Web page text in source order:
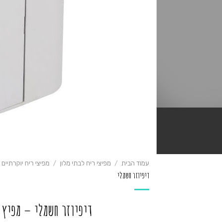
עמוד הבית / מפיצי ריח לבתי מלון / מפיצי ריח יוקרתיים
דיפיוזר חשמלי
דיפיוזר חשמלי –